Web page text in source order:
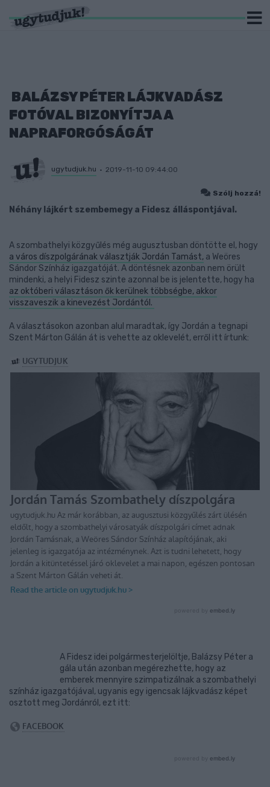
BALÁZSY PÉTER LÁJKVADÁSZ
FOTÓVAL BIZONYÍTJA A
NAPRAFORGÓSÁGÁT
ugytudjuk.hu 2019-11-10 09:44:00
Szólj hozzá!
Néhány lájkért szembemegy a Fidesz álláspontjával.
A szombathelyi közgyűlés még augusztusban döntötte el, hogy
a város díszpolgárának választják Jordán Tamást, a Weöres
Sándor Színház igazgatóját. A döntésnek azonban nem örült
mindenki, a helyi Fidesz szinte azonnal be is jelentette, hogy ha
az októberi választáson ők kerülnek többségbe, akkor
visszaveszik a kinevezést Jordántól.
A választásokon azonban alul maradtak, így Jordán a tegnapi
Szent Márton Gálán át is vehette az oklevelét, erről itt írtunk:
A Fidesz idei polgármesterjelöltje, Balázsy Péter a
gála után azonban megérezhette, hogy az
emberek mennyire szimpatizálnak a szombathelyi
színház igazgatójával, ugyanis egy igencsak lájkvadász képet
osztott meg Jordánról, ezt itt: